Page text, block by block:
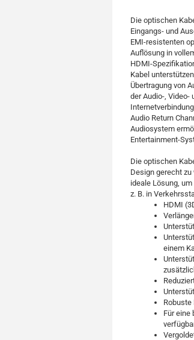
Die optischen
Eingangs- und
EMI-resistenten
Auflösung in
HDMI-
Kabel
Übertragung von
der Audio-, Video-
Audio Return
Audiosystem
Entertainment-
Die optischen
Design gerecht
ideale Lösung,
z. B. in
HDMI
einem
Für eine